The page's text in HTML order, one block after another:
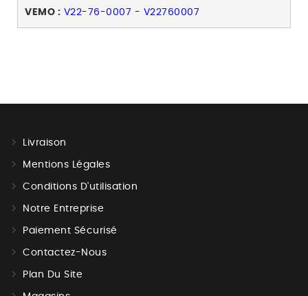
VEMO : V22-76-0007 - V22760007
Livraison
Mentions Légales
Conditions D'utilisation
Notre Entreprise
Paiement Sécurisé
Contactez-Nous
Plan Du Site